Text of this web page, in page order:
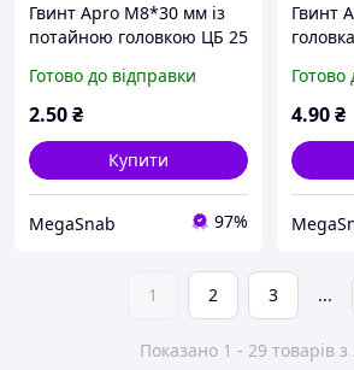
Гвинт Apro М8*30 мм із
потайною головкою ЦБ 25
Готово до відправки
2.50₴
Купити
MegaSnab 97%
Гвинт
Готово
4.90₴
1 2 3 ...
Показано 1 - 29 товарів з